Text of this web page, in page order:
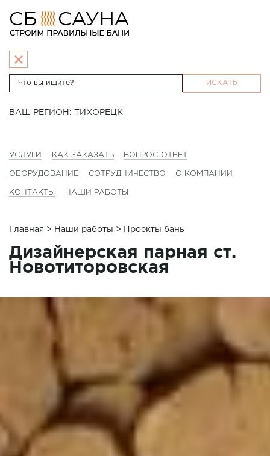
ИСКАТЬ
ВАШ РЕГИОН: ТИХОРЕЦК
УСЛУГИ КАК ЗАКАЗАТЬ ВОПРОС-ОТВЕТ
ОБОРУДОВАНИЕ СОТРУДНИЧЕСТВО О КОМПАНИИ
КОНТАКТЫ НАШИ РАБОТЫ
Главная > Наши работы > Проекты бань
Дизайнерская парная ст.
Новотиторовская